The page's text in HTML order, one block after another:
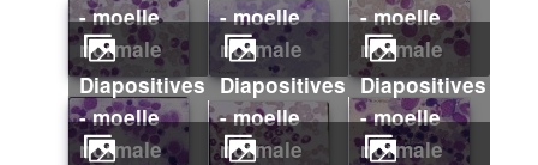
- moelle
normale
- moelle
normale
- moelle
normale
Diapositives
- moelle
normale
Diapositives
- moelle
normale
Diapositives
- moelle
normale